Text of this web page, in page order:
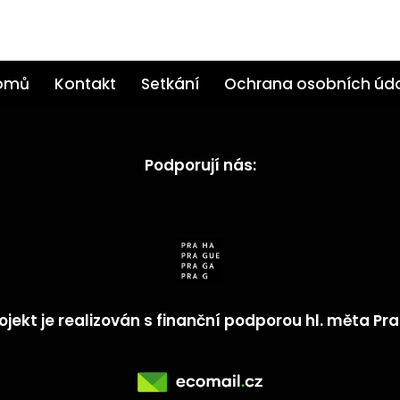
Kontakt Setkání Ochrana osobních
Podporují nás:
je realizován s finanční podporou hl. měta